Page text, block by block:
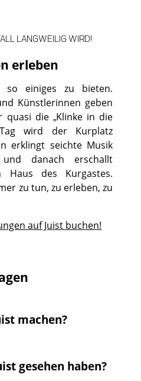
erleben
LANGWEILIG WIRD!
so einiges zu bieten.
Künstlerinnen geben
die „Klinke in die
wird der Kurplatz
erklingt seichte Musik
danach erschallt
Haus des Kurgastes.
zu tun, zu erleben, zu
auf Juist buchen!
machen?
gesehen haben?